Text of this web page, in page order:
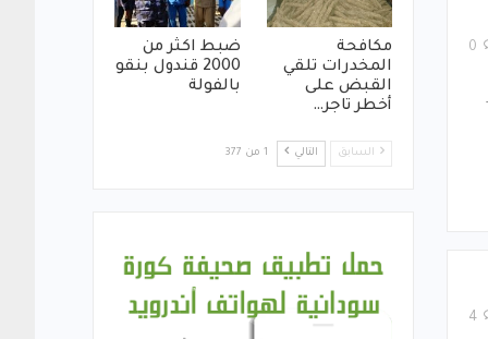
مكافحة
المخدرات تلقي
القبض على
أخطر تاجر…
ضبط اكثر من
2000 قندول بنقو
بالفولة
السابق التالي 1 من 377